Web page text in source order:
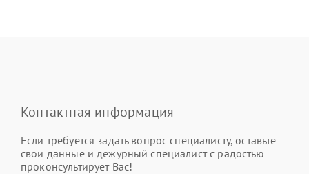
Контактная информация
Если требуется задать вопрос специалисту, оставьте
свои данные и дежурный специалист с радостью
проконсультирует Вас!